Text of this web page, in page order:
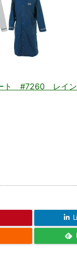
ート #7260 レイ